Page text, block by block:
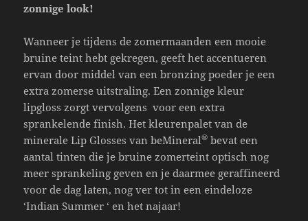
zonnige look!
Wanneer je tijdens de zomermaanden een mooie
bruine teint hebt gekregen, geeft het accentueren
ervan door middel van een bronzing poeder je een
extra zomerse uitstraling. Een zonnige kleur
lipgloss zorgt vervolgens voor een extra
sprankelende finish. Het kleurenpalet van de
minerale Lip Glosses van beMineral® bevat een
aantal tinten die je bruine zomerteint optisch nog
meer sprankeling geven en je daarmee geraffineerd
voor de dag laten, nog ver tot in een eindeloze
‘Indian Summer ‘ en het najaar!